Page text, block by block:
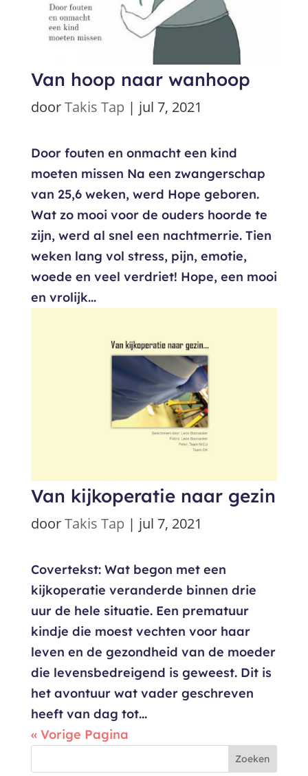
Van hoop naar wanhoop
doorTakis Tap | jul 7, 2021
Door fouten en onmacht een kind
moeten missen Na een zwangerschap
van 25,6 weken, werd Hope geboren.
Wat zo mooi voor de ouders hoorde te
zijn, werd al snel een nachtmerrie. Tien
weken lang vol stress, pijn, emotie,
woede en veel verdriet! Hope, een mooi
en vrolijk...
Van kijkoperatie naar gezin
doorTakis Tap | jul 7, 2021
Covertekst: Wat begon met een
kijkoperatie veranderde binnen drie
uur de hele situatie. Een prematuur
kindje die moest vechten voor haar
leven en de gezondheid van de moeder
die levensbedreigend is geweest. Dit is
het avontuur wat vader geschreven
heeft van dag tot...
« Vorige Pagina